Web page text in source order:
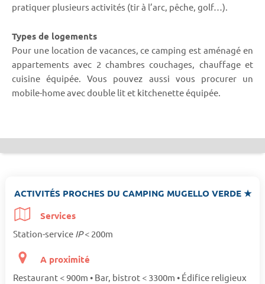
pratiquer plusieurs activités (tir à l’arc, pêche, golf…).
Types de logements
Pour une location de vacances, ce camping est aménagé en
appartements avec 2 chambres couchages, chauffage et
cuisine équipée. Vous pouvez aussi vous procurer un
mobile-home avec double lit et kitchenette équipée.
ACTIVITÉS PROCHES DU CAMPING MUGELLO VERDE ★
Services
Station-service IP< 200m
A proximité
Restaurant < 900m • Bar, bistrot < 3300m • Édifice religieux